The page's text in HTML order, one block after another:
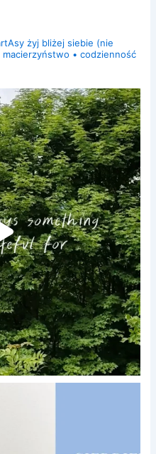
żyj bliżej siebie (nie
macierzyństwo • codzienność